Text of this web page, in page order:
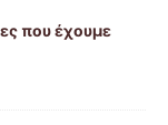
που έχουμε